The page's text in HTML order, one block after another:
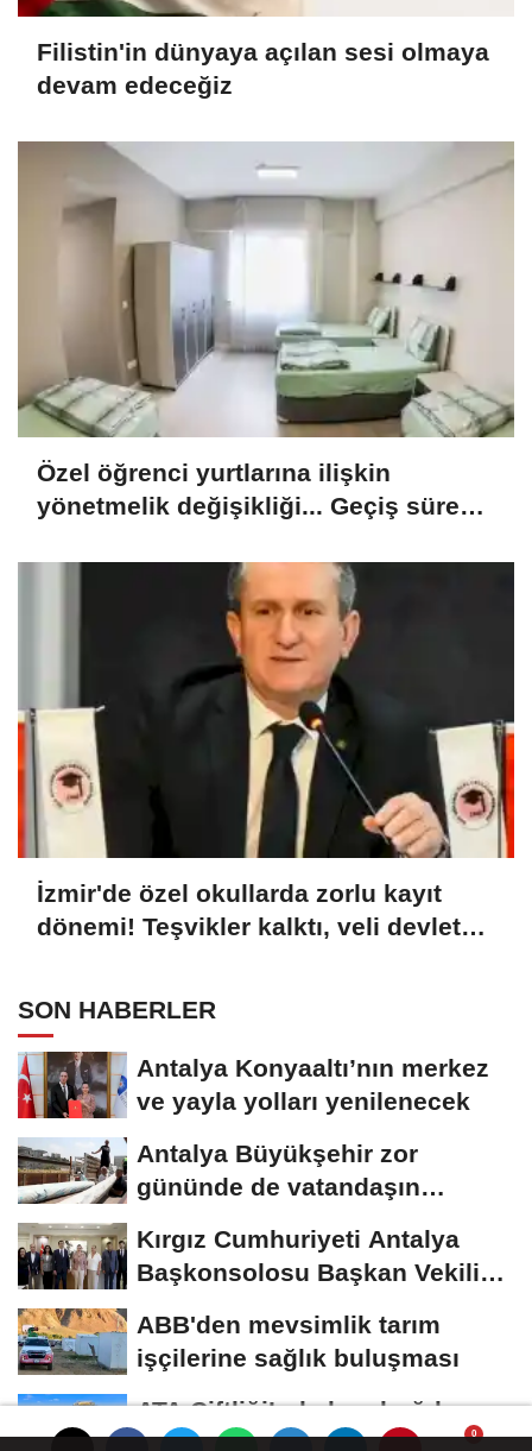
Filistin'in dünyaya açılan sesi olmaya
devam edeceğiz
Özel öğrenci yurtlarına ilişkin
yönetmelik değişikliği... Geçiş süresi
İzmir'de özel okullarda zorlu kayıt
dönemi! Teşvikler kalktı, veli devlet
SON HABERLER
Antalya Konyaaltı’nın merkez
ve yayla yolları yenilenecek
Antalya Büyükşehir zor
gününde de vatandaşın
Kırgız Cumhuriyeti Antalya
Başkonsolosu Başkan Vekili
ABB'den mevsimlik tarım
işçilerine sağlık buluşması
ATA Çiftliği’nde karabuğday
hasadı başladı